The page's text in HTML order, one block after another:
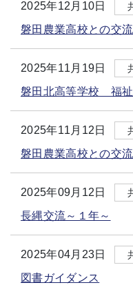
2025年12月10日
磐田農業高校との交
2025年11月19日
磐田北高等学校 福祉
2025年11月12日
磐田農業高校との交
2025年09月12日
長縄交流～１年～
2025年04月23日
図書ガイダンス